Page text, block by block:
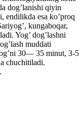
dog’lanishi qiyin
endilikda esa ko’proq
kungaboqar,
Yog’ dog’lashni
muddati
30— 35 minut, 3-5
chuchitiladi.